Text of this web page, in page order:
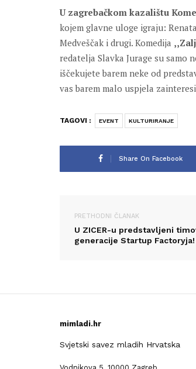
U zagrebačkom kazalištu
kojem glavne uloge igraju:
Medveščak i drugi. Komedija
redatelja Slavka Jurage su samo
iščekujete barem neke od
vas barem malo uspjela
TAGOVI : EVENT KULTURIRANJE
Share On Facebook
PRETHODNI ČLANAK
U ZICER-u predstavljeni
generacije Startup Factoryja!
mimladi.hr
Svjetski savez mladih Hrvatska